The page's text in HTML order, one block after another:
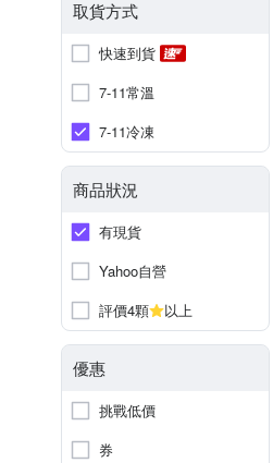
取貨方式
快速到貨
7-11常溫
7-11冷凍
商品狀況
有現貨
Yahoo自營
評價4顆
以上
優惠
挑戰低價
券